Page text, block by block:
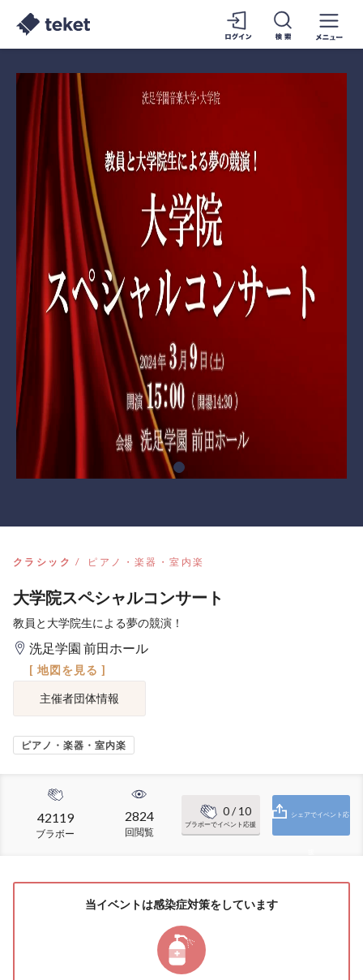
クラシック ピアノ・楽器・室内楽
大学院スペシャルコンサート
教員と大学院生による夢の競演！
洗足学園 前田ホール
[ 地図を見る ]
主催者団体情報
ピアノ・楽器・室内楽
42119
ブラボー
2824
回閲覧
0/ 10
ブラボーでイベント応援
シェアでイベント応
当イベントは感染症対策をしています